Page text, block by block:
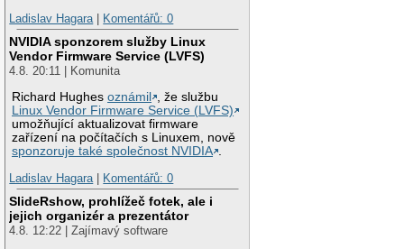
Ladislav Hagara
Komentářů: 0
NVIDIA sponzorem služby Linux
Vendor Firmware Service (LVFS)
4.8. 20:11 | Komunita
Richard Hughesoznámil
, že službu
Linux Vendor Firmware Service (LVFS)
umožňující aktualizovat firmware
zařízení na počítačích s Linuxem, nově
sponzoruje také společnost NVIDIA .
Ladislav Hagara | Komentářů: 0
SlideRshow, prohlížeč fotek, ale i
jejich organizér a prezentátor
4.8. 12:22 | Zajímavý software